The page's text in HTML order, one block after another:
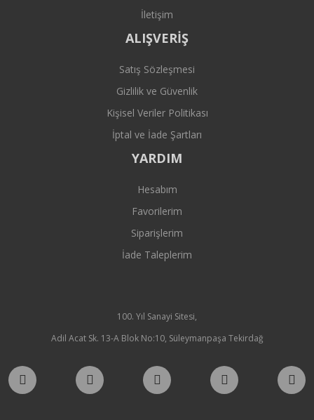
İletişim
ALIŞVERİŞ
Satış Sözleşmesi
Gizlilik ve Güvenlik
Kişisel Veriler Politikası
İptal ve İade Şartları
YARDIM
Hesabım
Favorilerim
Siparişlerim
İade Taleplerim
100. Yıl Sanayi Sitesi,
Adil Acat Sk. 13-A Blok No:10, Süleymanpaşa Tekirdağ